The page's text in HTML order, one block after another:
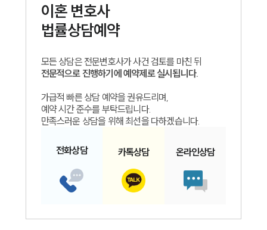
이혼변호사
법률상담예약
모든 상담은 전문변호사가 사건 검토를 마친 뒤
전문적으로 진행하기에 예약제로 실시됩니다.
가급적 빠른 상담 예약을 권유드리며,
예약 시간 준수를 부탁드립니다.
만족스러운 상담을 위해 최선을 다하겠습니다.
전화상담 카톡상담 온라인상담